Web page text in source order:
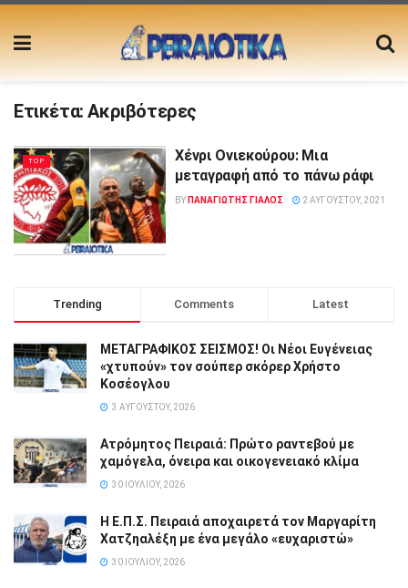
Ετικέτα:Ακριβότερες
TOP
Χένρι Ονιεκούρου: Μια
μεταγραφή από το πάνω ράφι
BY ΠΑΝΑΓΙΩΤΗΣ ΓΙΑΛΟΣ 2 ΑΥΓΟΎΣΤΟΥ, 2021
Trending Comments Latest
ΜΕΤΑΓΡΑΦΙΚΟΣ ΣΕΙΣΜΟΣ! Οι Νέοι Ευγένειας
«χτυπούν» τον σούπερ σκόρερ Χρήστο
Κοσέογλου
3 ΑΥΓΟΎΣΤΟΥ, 2026
Ατρόμητος Πειραιά: Πρώτο ραντεβού με
χαμόγελα, όνειρα και οικογενειακό κλίμα
30 ΙΟΥΛΊΟΥ, 2026
Η Ε.Π.Σ. Πειραιά αποχαιρετά τον Μαργαρίτη
Χατζηαλέξη με ένα μεγάλο «ευχαριστώ»
30 ΙΟΥΛΊΟΥ, 2026